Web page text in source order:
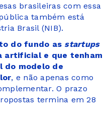
brasileiras com essa
também está
Brasil (NIB).
do fundo as startups
artificial e que tenham
do modelo de
, e não apenas como
O prazo
termina em 28